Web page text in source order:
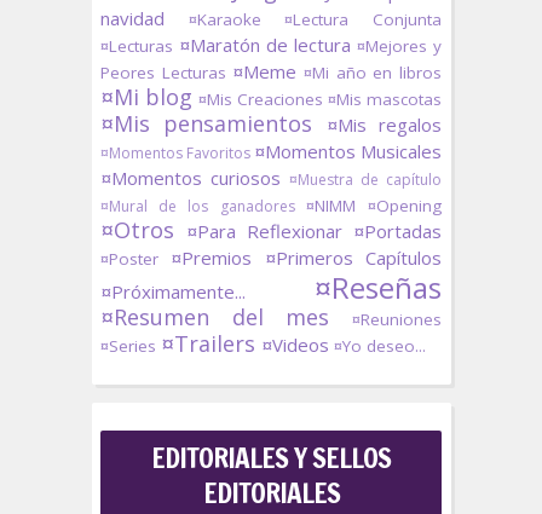
navidad
¤Karaoke
¤Lectura Conjunta
¤Lecturas ¤Maratón de lectura ¤Mejores y
Peores Lecturas ¤Meme ¤Mi año en libros
¤Mi blog ¤Mis Creaciones ¤Mis mascotas
¤Mis pensamientos ¤Mis regalos
¤Momentos Favoritos ¤Momentos Musicales
¤Momentos curiosos ¤Muestra de capítulo
¤Mural de los ganadores ¤NIMM ¤Opening
¤Otros ¤Para Reflexionar ¤Portadas
¤Poster ¤Premios
¤Primeros Capítulos
¤Próximamente...
¤Reseñas
¤Resumen del mes
¤Reuniones
¤Series ¤Trailers ¤Videos ¤Yo deseo...
EDITORIALES Y SELLOS
EDITORIALES